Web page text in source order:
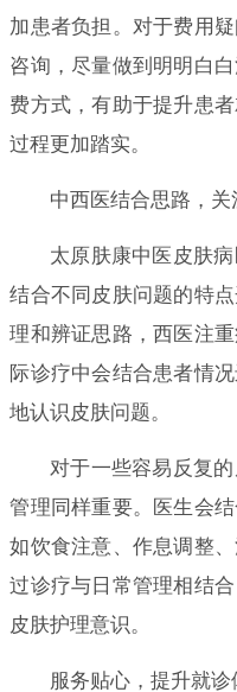
加患者负担。对于费用
咨询，尽量做到明明白
费方式，有助于提升患
过程更加踏实。
中西医结合思路，
太原肤康中医皮肤
结合不同皮肤问题的特
理和辨证思路，西医注
际诊疗中会结合患者情
地认识皮肤问题。
对于一些容易反复
管理同样重要。医生会
如饮食注意、作息调整
过诊疗与日常管理相结
皮肤护理意识。
服务贴心，提升就诊